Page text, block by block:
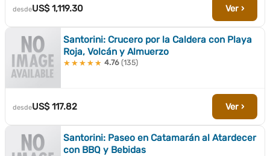
desdeUS$ 1,119.30 Ver ›
Santorini: Crucero por la Caldera con Playa
Roja, Volcán y Almuerzo
★★★★★
★★★★★ 4.76 (135)
desdeUS$ 117.82 Ver ›
Santorini: Paseo en Catamarán al Atardecer
con BBQ y Bebidas